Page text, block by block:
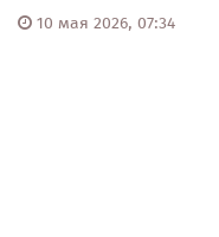
10 мая 2026, 07:34